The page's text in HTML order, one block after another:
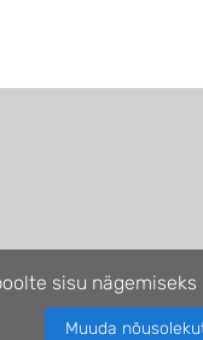
sisu
Muuda